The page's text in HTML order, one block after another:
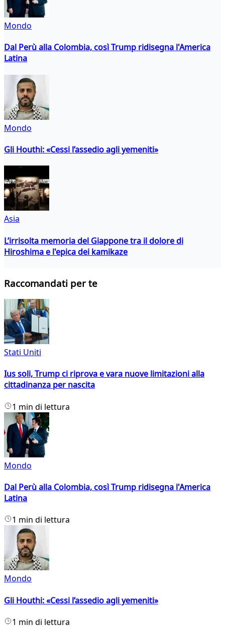
Mondo
Dal Perù alla Colombia, così Trump ridisegna l'America
Latina
Mondo
Gli Houthi: «Cessi l’assedio agli yemeniti»
Asia
L’irrisolta memoria del Giappone tra il dolore di
Hiroshima e l'epica dei kamikaze
Raccomandati per te
Stati Uniti
Ius soli, Trump ci riprova e vara nuove limitazioni alla
cittadinanza per nascita
1 min di lettura
Mondo
Dal Perù alla Colombia, così Trump ridisegna l'America
Latina
1 min di lettura
Mondo
Gli Houthi: «Cessi l’assedio agli yemeniti»
1 min di lettura